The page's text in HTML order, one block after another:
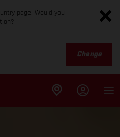
page. Would you
Change